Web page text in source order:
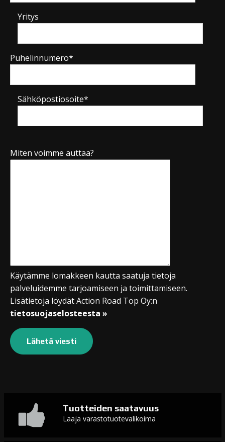
Yritys
Puhelinnumero*
Sähköpostiosoite*
Miten voimme auttaa?
Käytämme lomakkeen kautta saatuja tietoja
palveluidemme tarjoamiseen ja toimittamiseen.
Lisätietoja löydät Action Road Top Oy:n
tietosuojaselosteesta »
Tuotteiden saatavuus
Laaja varastotuotevalikoima